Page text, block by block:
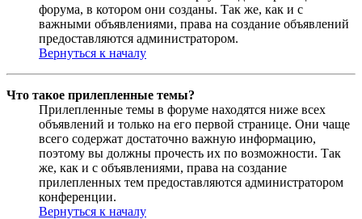
форума, в котором они созданы. Так же, как и с
важными объявлениями, права на создание объявлений
предоставляются администратором.
Вернуться к началу
Что такое прилепленные темы?
Прилепленные темы в форуме находятся ниже всех
объявлений и только на его первой странице. Они чаще
всего содержат достаточно важную информацию,
поэтому вы должны прочесть их по возможности. Так
же, как и с объявлениями, права на создание
прилепленных тем предоставляются администратором
конференции.
Вернуться к началу